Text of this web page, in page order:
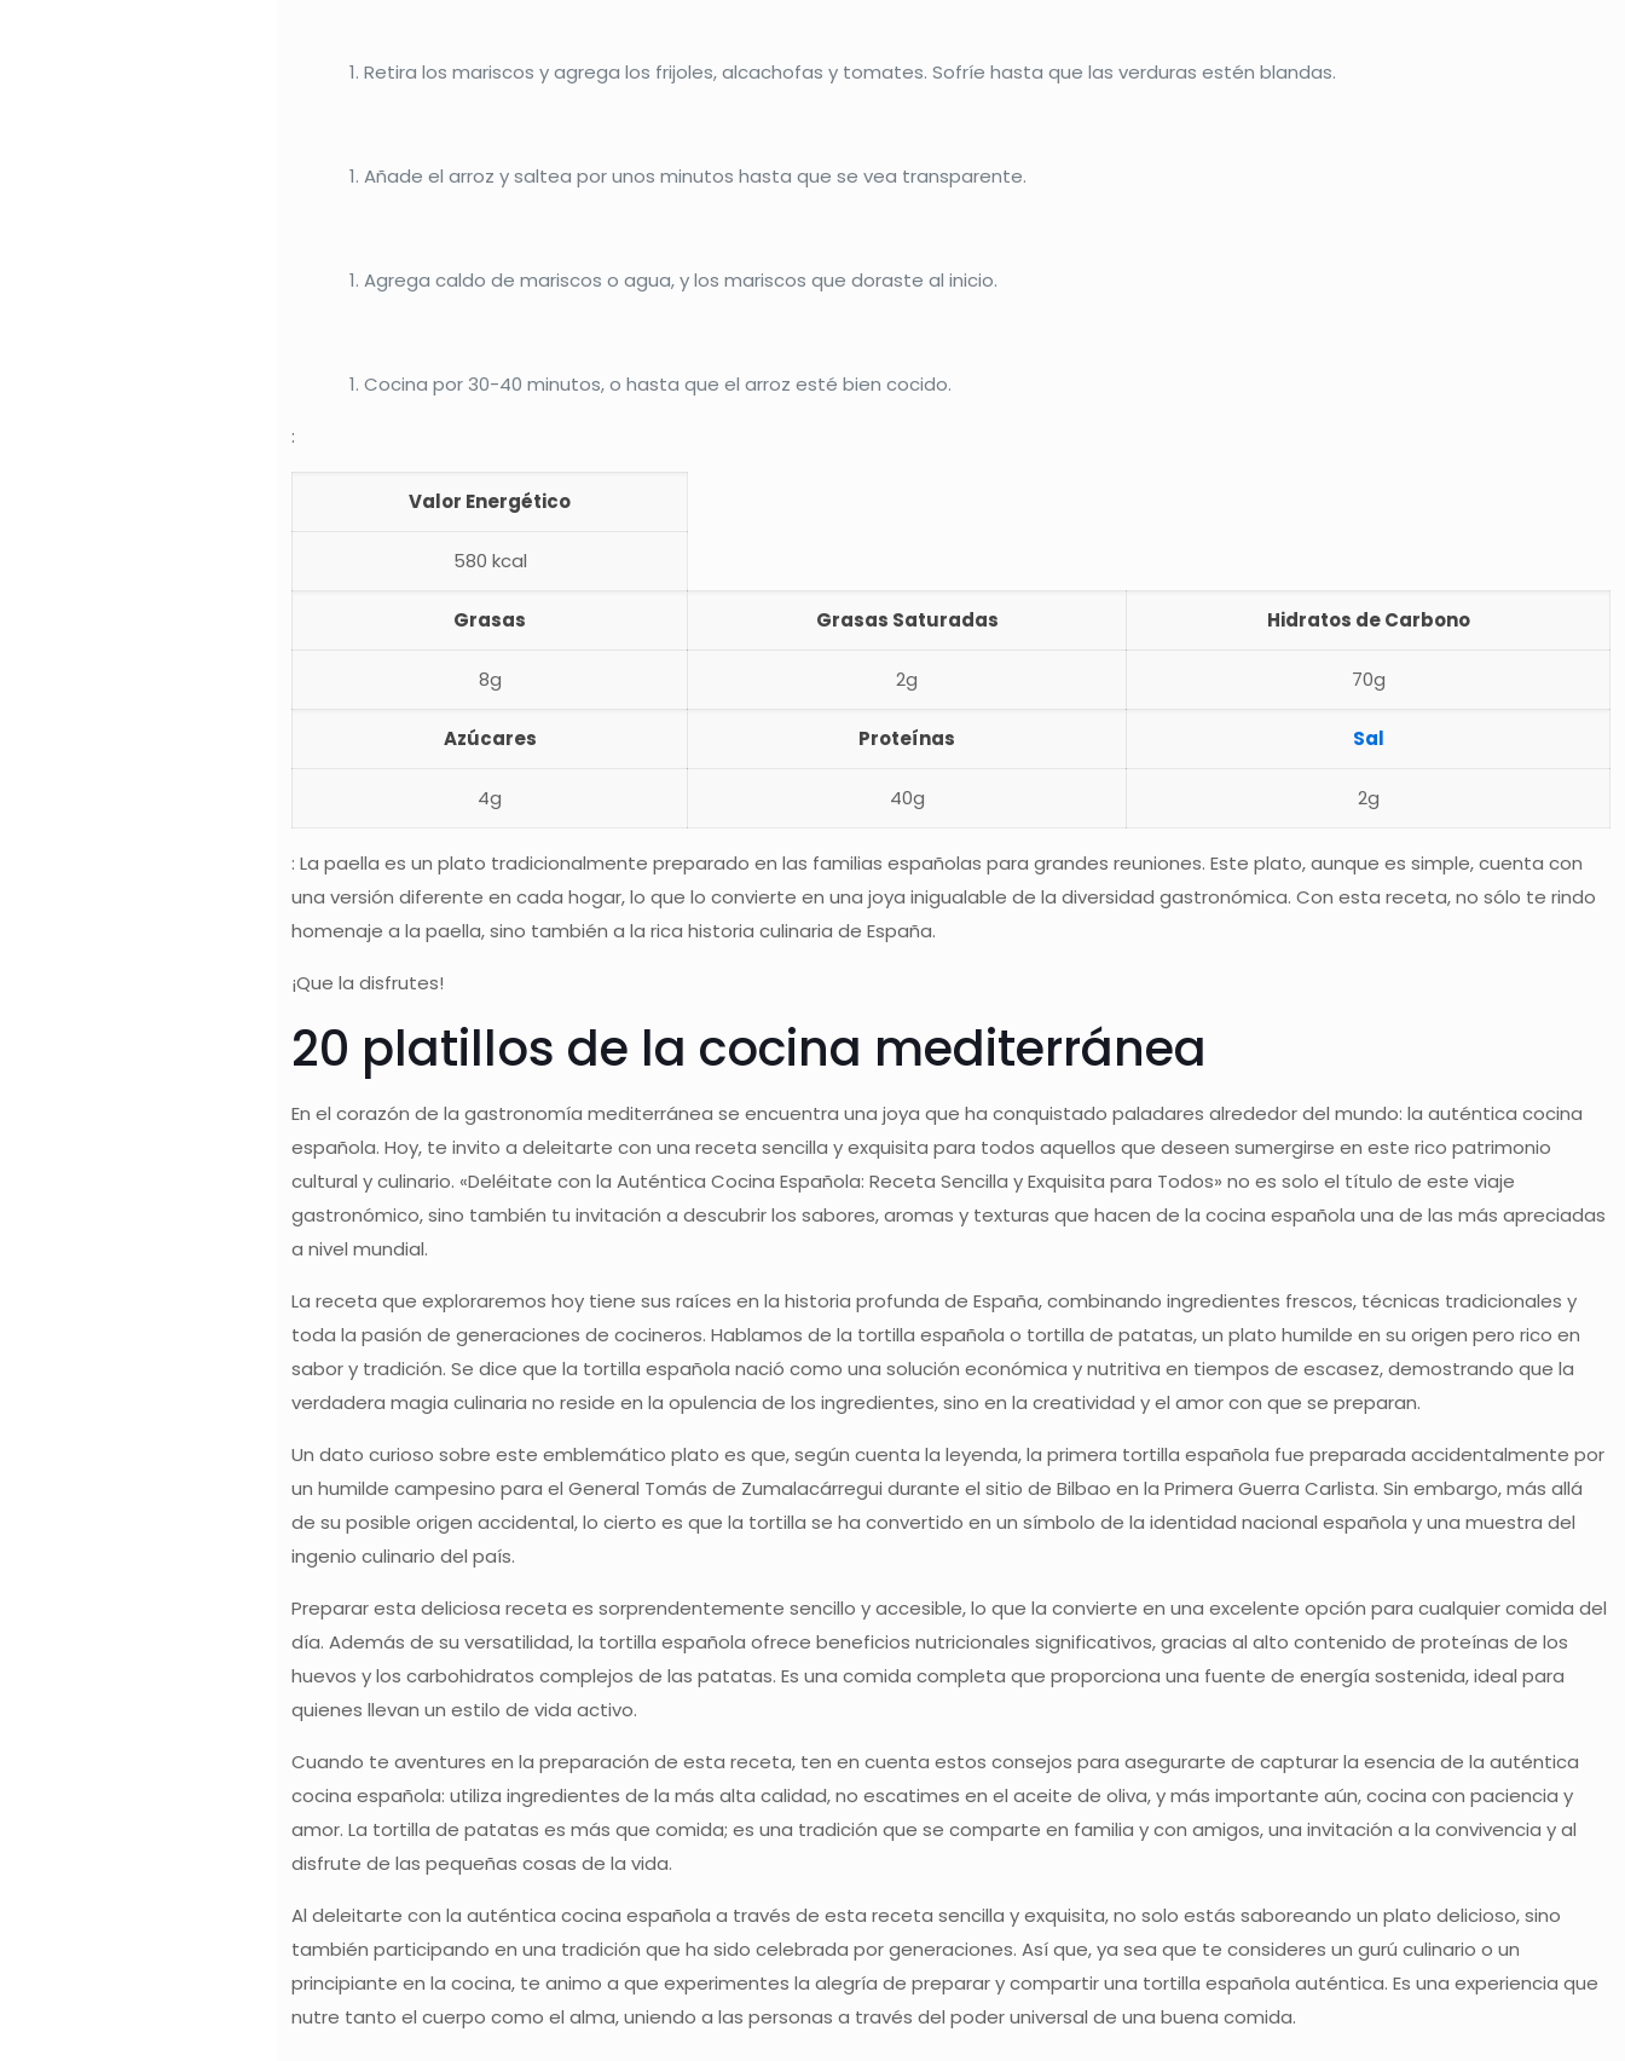
Retira los mariscos y agrega los frijoles, alcachofas y tomates. Sofríe hasta que las verduras estén blandas.
Añade el arroz y saltea por unos minutos hasta que se vea transparente.
Agrega caldo de mariscos o agua, y los mariscos que doraste al inicio.
Cocina por 30-40 minutos, o hasta que el arroz esté bien cocido.
:
Valor Energético
580 kcal
Grasas Grasas Saturadas Hidratos de Carbono
8g 2g 70g
Azúcares Proteínas Sal
4g 40g 2g
: La paella es un plato tradicionalmente preparado en las familias españolas para grandes reuniones. Este plato, aunque es simple, cuenta con
una versión diferente en cada hogar, lo que lo convierte en una joya inigualable de la diversidad gastronómica. Con esta receta, no sólo te rindo
homenaje a la paella, sino también a la rica historia culinaria de España.
¡Que la disfrutes!
20 platillos de la cocina mediterránea
En el corazón de la gastronomía mediterránea se encuentra una joya que ha conquistado paladares alrededor del mundo: la auténtica cocina
española. Hoy, te invito a deleitarte con una receta sencilla y exquisita para todos aquellos que deseen sumergirse en este rico patrimonio
cultural y culinario. «Deléitate con la Auténtica Cocina Española: Receta Sencilla y Exquisita para Todos» no es solo el título de este viaje
gastronómico, sino también tu invitación a descubrir los sabores, aromas y texturas que hacen de la cocina española una de las más apreciadas
a nivel mundial.
La receta que exploraremos hoy tiene sus raíces en la historia profunda de España, combinando ingredientes frescos, técnicas tradicionales y
toda la pasión de generaciones de cocineros. Hablamos de la tortilla española o tortilla de patatas, un plato humilde en su origen pero rico en
sabor y tradición. Se dice que la tortilla española nació como una solución económica y nutritiva en tiempos de escasez, demostrando que la
verdadera magia culinaria no reside en la opulencia de los ingredientes, sino en la creatividad y el amor con que se preparan.
Un dato curioso sobre este emblemático plato es que, según cuenta la leyenda, la primera tortilla española fue preparada accidentalmente por
un humilde campesino para el General Tomás de Zumalacárregui durante el sitio de Bilbao en la Primera Guerra Carlista. Sin embargo, más allá
de su posible origen accidental, lo cierto es que la tortilla se ha convertido en un símbolo de la identidad nacional española y una muestra del
ingenio culinario del país.
Preparar esta deliciosa receta es sorprendentemente sencillo y accesible, lo que la convierte en una excelente opción para cualquier comida del
día. Además de su versatilidad, la tortilla española ofrece beneficios nutricionales significativos, gracias al alto contenido de proteínas de los
huevos y los carbohidratos complejos de las patatas. Es una comida completa que proporciona una fuente de energía sostenida, ideal para
quienes llevan un estilo de vida activo.
Cuando te aventures en la preparación de esta receta, ten en cuenta estos consejos para asegurarte de capturar la esencia de la auténtica
cocina española: utiliza ingredientes de la más alta calidad, no escatimes en el aceite de oliva, y más importante aún, cocina con paciencia y
amor. La tortilla de patatas es más que comida; es una tradición que se comparte en familia y con amigos, una invitación a la convivencia y al
disfrute de las pequeñas cosas de la vida.
Al deleitarte con la auténtica cocina española a través de esta receta sencilla y exquisita, no solo estás saboreando un plato delicioso, sino
también participando en una tradición que ha sido celebrada por generaciones. Así que, ya sea que te consideres un gurú culinario o un
principiante en la cocina, te animo a que experimentes la alegría de preparar y compartir una tortilla española auténtica. Es una experiencia que
nutre tanto el cuerpo como el alma, uniendo a las personas a través del poder universal de una buena comida.